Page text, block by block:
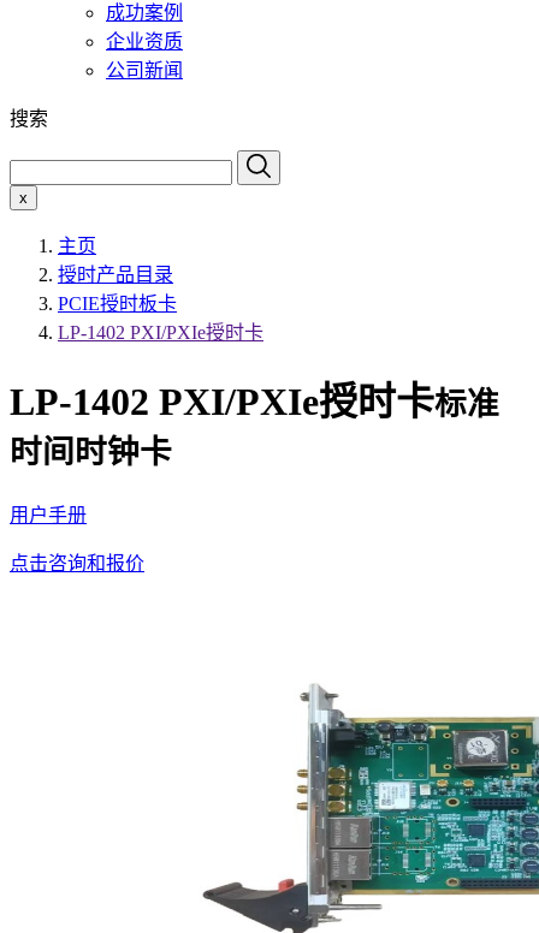
成功案例
企业资质
公司新闻
搜索
x
主页
授时产品目录
PCIE授时板卡
LP-1402 PXI/PXIe授时卡
LP-1402 PXI/PXIe授时卡标准
时间时钟卡
用户手册
点击咨询和报价